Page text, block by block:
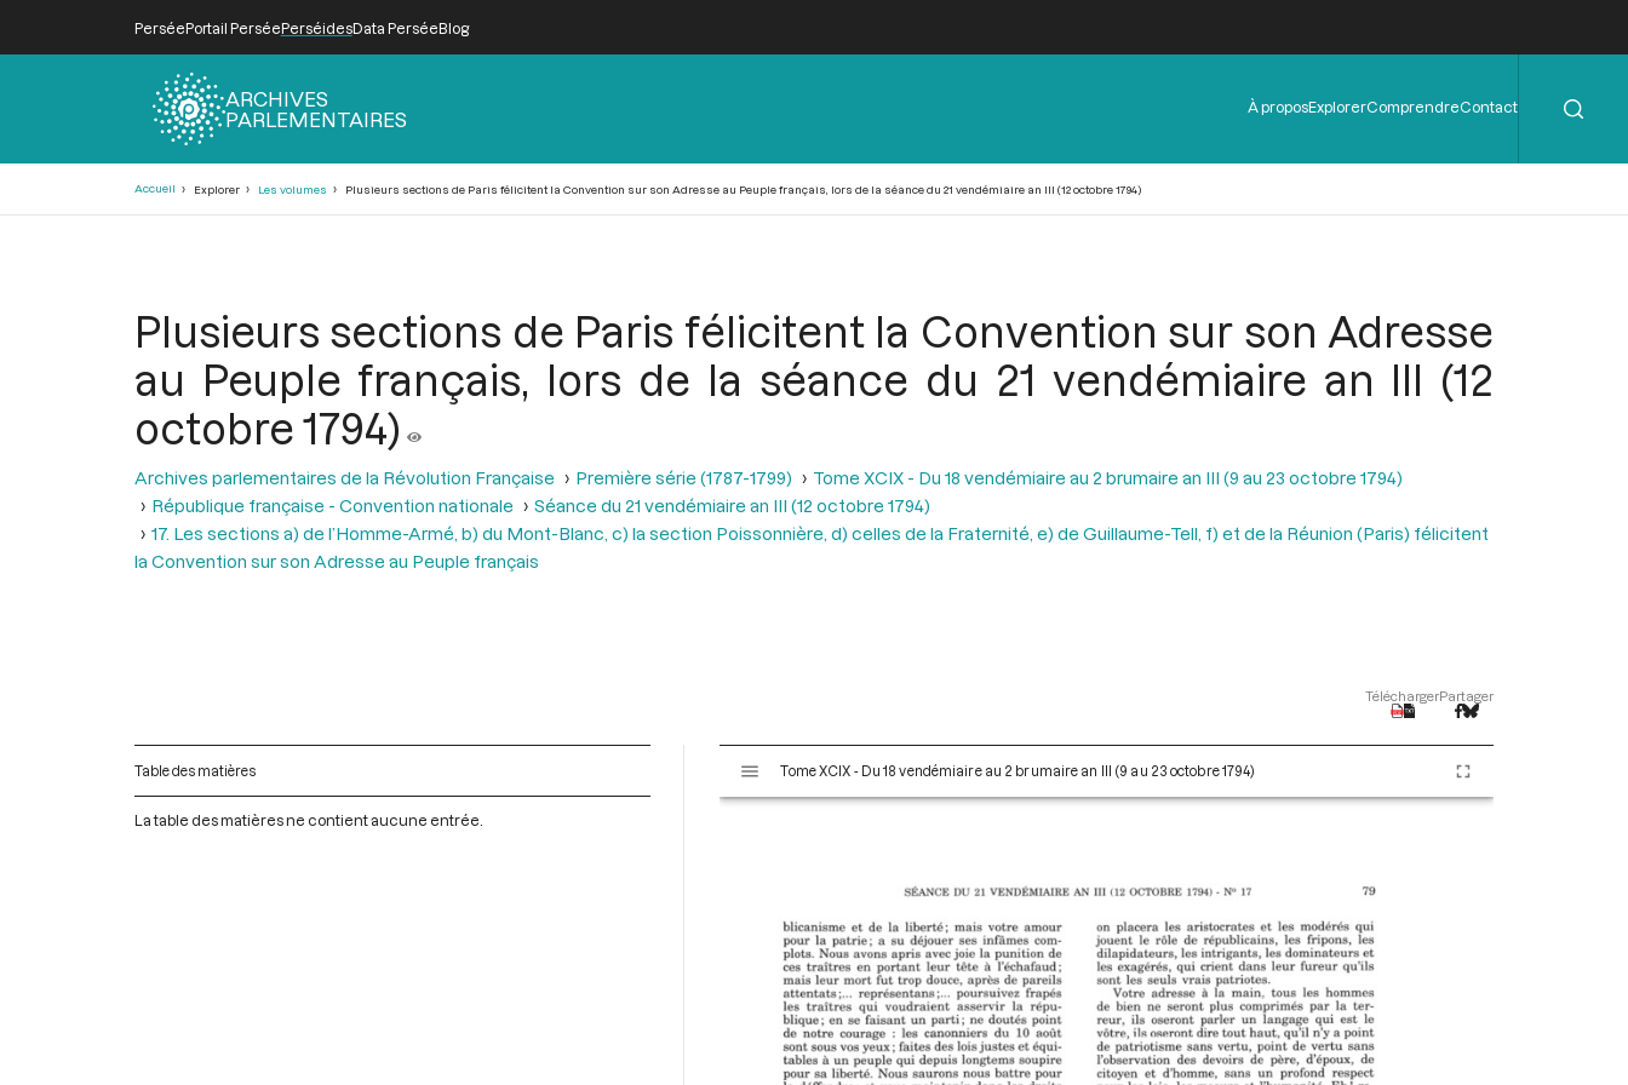
PerséePortail PerséePerséidesData PerséeBlog
ARCHIVES
PARLEMENTAIRES
Menu
de
À proposExplorerComprendreContact
Accueil Explorer Les volumes Plusieurs sections de Paris félicitent la Convention sur son Adresse au Peuple français, lors de la séance du 21 vendémiaire an III (12 octobre 1794)
Plusieurs sections de Paris félicitent la Convention sur son Adresse
au Peuple français, lors de la séance du 21 vendémiaire an III (12
octobre 1794)
Archives parlementaires de la Révolution Française Première série (1787-1799)
Tome XCIX - Du 18 vendémiaire au 2 brumaire an III (9 au 23 octobre 1794)
République française - Convention nationale
Séance du 21 vendémiaire an III (12 octobre 1794)
17. Les sections a) de l’Homme-Armé, b) du Mont-Blanc, c) la section Poissonnière, d) celles de la Fraternité, e) de Guillaume-Tell, f) et de la Réunion (Paris) félicitent
la Convention sur son Adresse au Peuple français
TéléchargerPartager
Table des matières
La table des matières ne contient aucune entrée.
s
Tome XCIX - Du 18 vendémiaire au 2 brumaire an III (9 au 23 octobre 1794)